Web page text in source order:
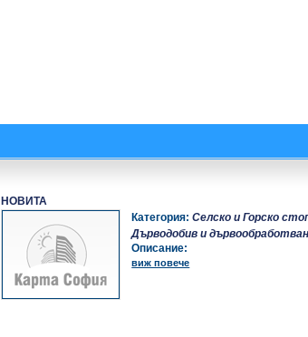
НОВИТА
Категория: Селско и Горско
Дърводобив и
Описание:
виж повече